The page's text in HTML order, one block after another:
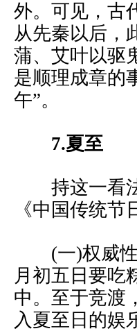
外。可见，古
从先秦以后，
蒲、艾叶以驱
是顺理成章的
午”。
7.夏至
持这一看法
《中国传统
(一)权威性
月初五日要吃
中。至于竞渡
入夏至日的娱